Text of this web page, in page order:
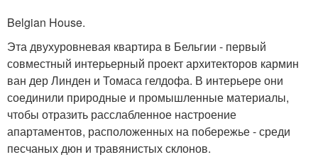
Belgian House.
Эта двухуровневая квартира в Бельгии - первый
совместный интерьерный проект архитекторов кармин
ван дер Линден и Томаса гелдофа. В интерьере они
соединили природные и промышленные материалы,
чтобы отразить расслабленное настроение
апартаментов, расположенных на побережье - среди
песчаных дюн и травянистых склонов.